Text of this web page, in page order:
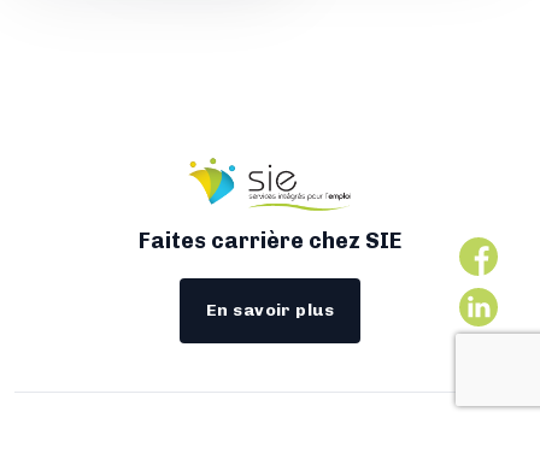
Faites carrière chez SIE
En savoir plus